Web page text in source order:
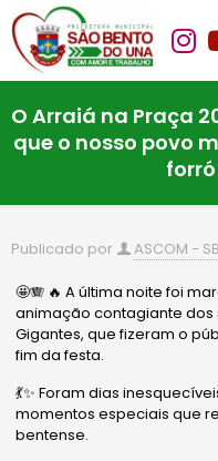
O Arraiá na Praça
que o nosso povo
Publicado por ASCOM -
🤩🪗 🔥 A última noite foi
animação contagiante dos
Gigantes, que fizeram o
fim da festa.
💃✨ Foram dias
momentos especiais que
bentense.